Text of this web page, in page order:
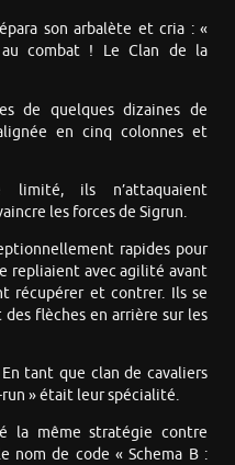
son arbalète et cria : «
au combat ! Le Clan de la
de quelques dizaines de
en cinq colonnes et
limité, ils n’attaquaient
les forces de Sigrun.
rapides pour
repliaient avec agilité avant
récupérer et contrer. Ils se
flèches en arrière sur les
tant que clan de cavaliers
» était leur spécialité.
la même stratégie contre
nom de code « Schema B :